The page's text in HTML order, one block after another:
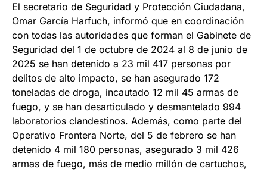
El secretario de Seguridad y Protección Ciudadana,
Omar García Harfuch, informó que en coordinación
con todas las autoridades que forman el Gabinete de
Seguridad del 1 de octubre de 2024 al 8 de junio de
2025 se han detenido a 23 mil 417 personas por
delitos de alto impacto, se han asegurado 172
toneladas de droga, incautado 12 mil 45 armas de
fuego, y se han desarticulado y desmantelado 994
laboratorios clandestinos. Además, como parte del
Operativo Frontera Norte, del 5 de febrero se han
detenido 4 mil 180 personas, asegurado 3 mil 426
armas de fuego, más de medio millón de cartuchos,